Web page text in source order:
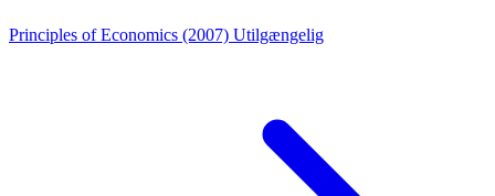
Principles of Economics (2007) Utilgængelig